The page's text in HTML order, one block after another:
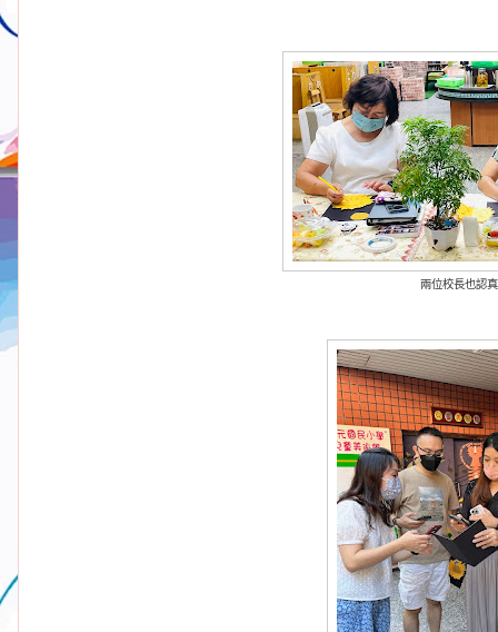
兩位校長也認